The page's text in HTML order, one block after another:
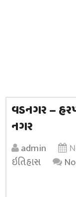
વડનગર –
નગર
admin
ઇતિહાસ